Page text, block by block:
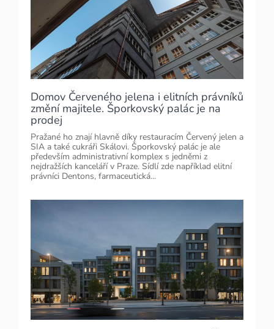
Domov Červeného jelena i elitních právníků
změní majitele. Šporkovský palác je na
prodej
Pražané ho znají hlavně díky restauracím Červený jelen a
SIA a také cukráři Skálovi. Šporkovský palác je ale
především administrativní komplex s jedněmi z
nejdražších kanceláří v Praze. Sídlí zde například elitní
právníci Dentons, farmaceutická...